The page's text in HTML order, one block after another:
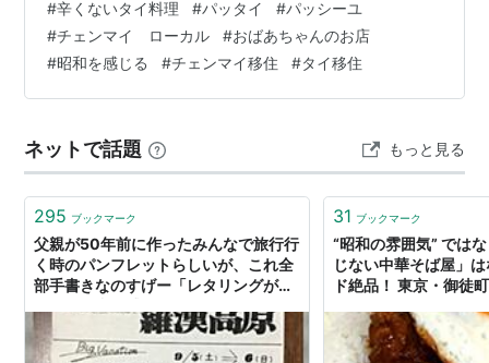
飯と具の割合がバグってます💦揚げ春巻きは後日別のお
店で食べました！ さて、このところずっとラオスのルア
ンパバーンの話が続いていました。 ちょっと今日は、ル
アンパバーンから戻った後のチェンマイでの日常の話に
って来…
#辛くないタイ料理 #パッタイ #パッシーユ
#チェンマイ ローカル #おばあちゃんのお店
#昭和を感じる #チェンマイ移住 #タイ移住
ネットで話題 もっと見る
295 ブックマーク
父親が50年前に作ったみんなで旅行行
く時のパンフレットらしいが、これ全
部手書きなのすげー「レタリングがう
31 ブックマーク
“昭和の雰囲気” では
じない中華そば屋」
ド絶品！ 東京・御徒